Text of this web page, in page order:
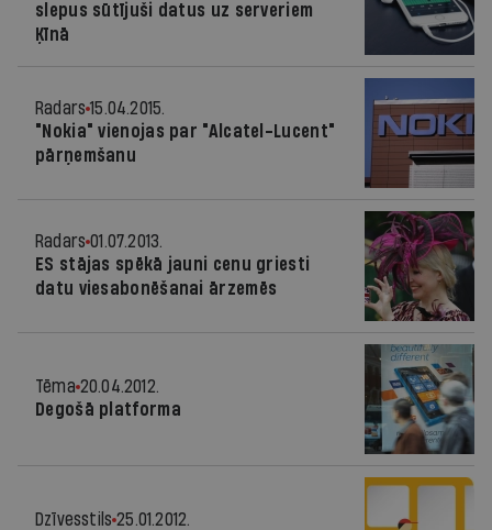
slepus sūtījuši datus uz serveriem
Ķīnā
Radars 15.04.2015.
"Nokia" vienojas par "Alcatel-Lucent"
pārņemšanu
Radars 01.07.2013.
ES stājas spēkā jauni cenu griesti
datu viesabonēšanai ārzemēs
Tēma 20.04.2012.
Degošā platforma
Dzīvesstils 25.01.2012.